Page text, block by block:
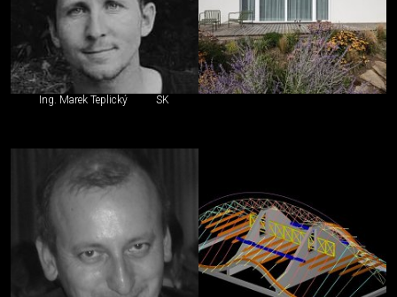
Ing. Marek Teplický SK